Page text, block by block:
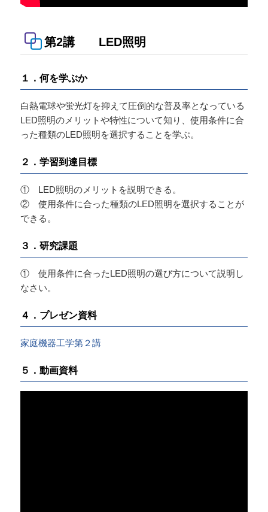
第2講 LED照明
１．何を学ぶか
白熱電球や蛍光灯を抑えて圧倒的な普及率となっている
LED照明のメリットや特性について知り、使用条件に合
った種類のLED照明を選択することを学ぶ。
２．学習到達目標
① LED照明のメリットを説明できる。
② 使用条件に合った種類のLED照明を選択することが
できる。
３．研究課題
① 使用条件に合ったLED照明の選び方について説明し
なさい。
４．プレゼン資料
家庭機器工学第２講
５．動画資料